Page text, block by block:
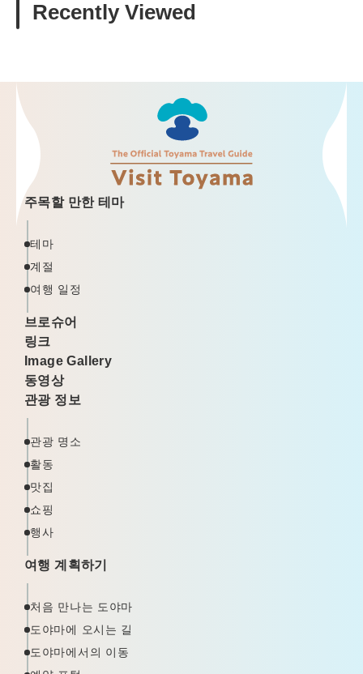
Recently Viewed
주목할 만한 테마
테마
계절
여행 일정
브로슈어
링크
Image Gallery
동영상
관광 정보
관광 명소
활동
맛집
쇼핑
행사
여행 계획하기
처음 만나는 도야마
도야마에 오시는 길
도야마에서의 이동